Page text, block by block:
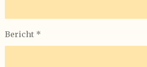
Bericht *